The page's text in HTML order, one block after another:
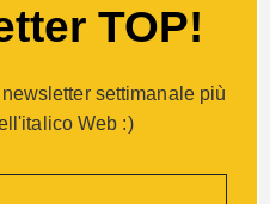
TOP!
settimanale più
Web :)